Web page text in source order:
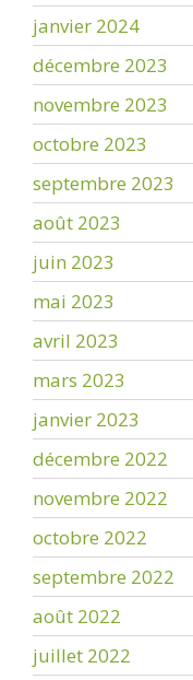
janvier 2024
décembre 2023
novembre 2023
octobre 2023
septembre 2023
août 2023
juin 2023
mai 2023
avril 2023
mars 2023
janvier 2023
décembre 2022
novembre 2022
octobre 2022
septembre 2022
août 2022
juillet 2022